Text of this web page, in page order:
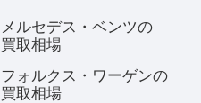
メルセデス・ベンツの
買取相場
フォルクス・ワーゲンの
買取相場